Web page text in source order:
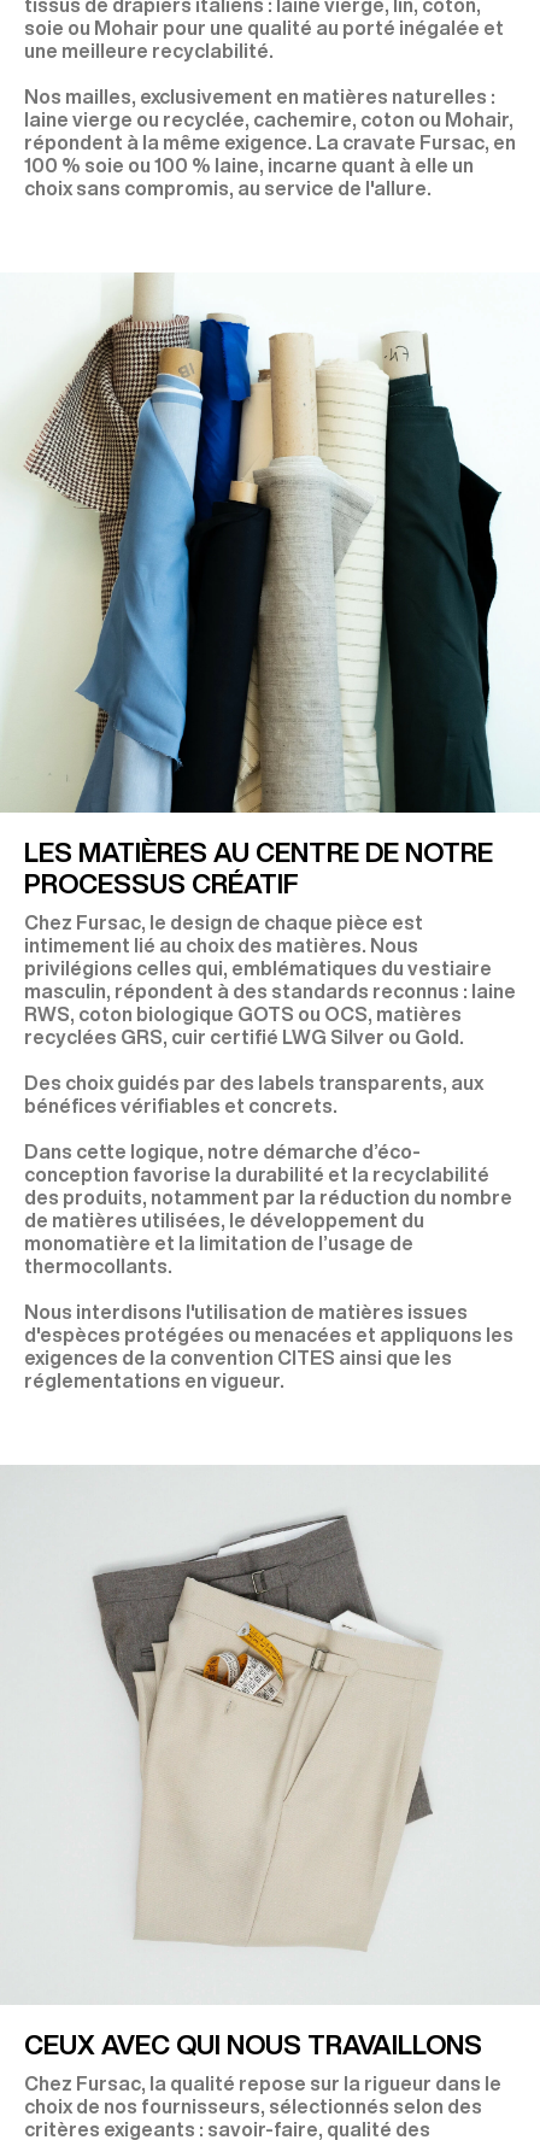
tissus de drapiers italiens : laine vierge, lin, coton,
soie ou Mohair pour une qualité au porté inégalée et
une meilleure recyclabilité.
Nos mailles, exclusivement en matières naturelles :
laine vierge ou recyclée, cachemire, coton ou Mohair,
répondent à la même exigence. La cravate Fursac, en
100 % soie ou 100 % laine, incarne quant à elle un
choix sans compromis, au service de l'allure.
LES MATIÈRES AU CENTRE DE NOTRE
PROCESSUS CRÉATIF
Chez Fursac, le design de chaque pièce est
intimement lié au choix des matières. Nous
privilégions celles qui, emblématiques du vestiaire
masculin, répondent à des standards reconnus : laine
RWS, coton biologique GOTS ou OCS, matières
recyclées GRS, cuir certifié LWG Silver ou Gold.
Des choix guidés par des labels transparents, aux
bénéfices vérifiables et concrets.
Dans cette logique, notre démarche d’éco-
conception favorise la durabilité et la recyclabilité
des produits, notamment par la réduction du nombre
de matières utilisées, le développement du
monomatière et la limitation de l’usage de
thermocollants.
Nous interdisons l'utilisation de matières issues
d'espèces protégées ou menacées et appliquons les
exigences de la convention CITES ainsi que les
réglementations en vigueur.
CEUX AVEC QUI NOUS TRAVAILLONS
Chez Fursac, la qualité repose sur la rigueur dans le
choix de nos fournisseurs, sélectionnés selon des
critères exigeants : savoir-faire, qualité des